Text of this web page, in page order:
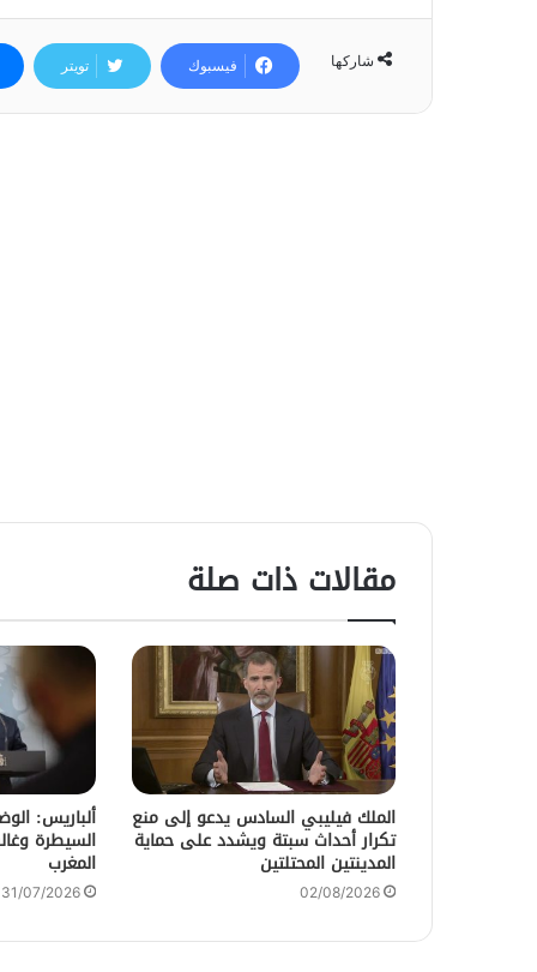
شاركها فيسبوك تويتر
مقالات ذات صلة
الملك فيليبي السادس يدعو إلى منع
تكرار أحداث سبتة ويشدد على حماية
المدينتين المحتلتين
02/08/2026
ألباريس:
السيطرة
المغرب
31/07/2026